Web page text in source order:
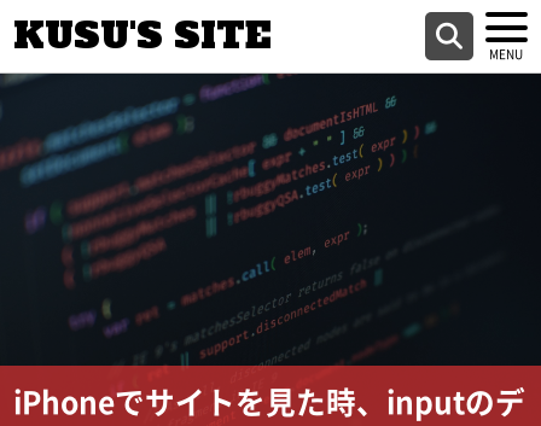
KUSU'S SITE
iPhoneでサイトを見た時、inputのデ